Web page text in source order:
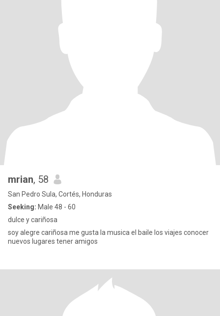
mrian, 58
San Pedro Sula, Cortés, Honduras
Seeking: Male 48 - 60
dulce y cariñosa
soy alegre cariñosa me gusta la musica el baile los viajes conocer
nuevos lugares tener amigos